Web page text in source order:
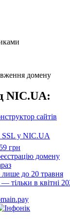
домену
NIC.UA:
сайтів
SSL у NIC.UA
грн
домену
до 20 травня
тільки в квітні